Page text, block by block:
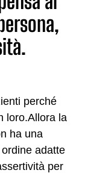
perché
loro.Allora la
ha una
adatte
per